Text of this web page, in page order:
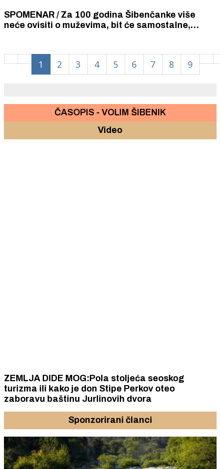
SPOMENAR / Za 100 godina Šibenčanke više
neće ovisiti o muževima, bit će samostalne,
1 2 3 4 5 6 7 8 9
ČASOPIS - VOLIM ŠIBENIK
Video
ZEMLJA DIDE MOG:Pola stoljeća seoskog
turizma ili kako je don Stipe Perkov oteo
zaboravu baštinu Jurlinovih dvora
Sponzorirani članci